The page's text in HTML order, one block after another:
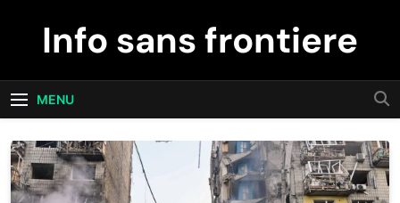
contentInfo sans frontiere
MENU